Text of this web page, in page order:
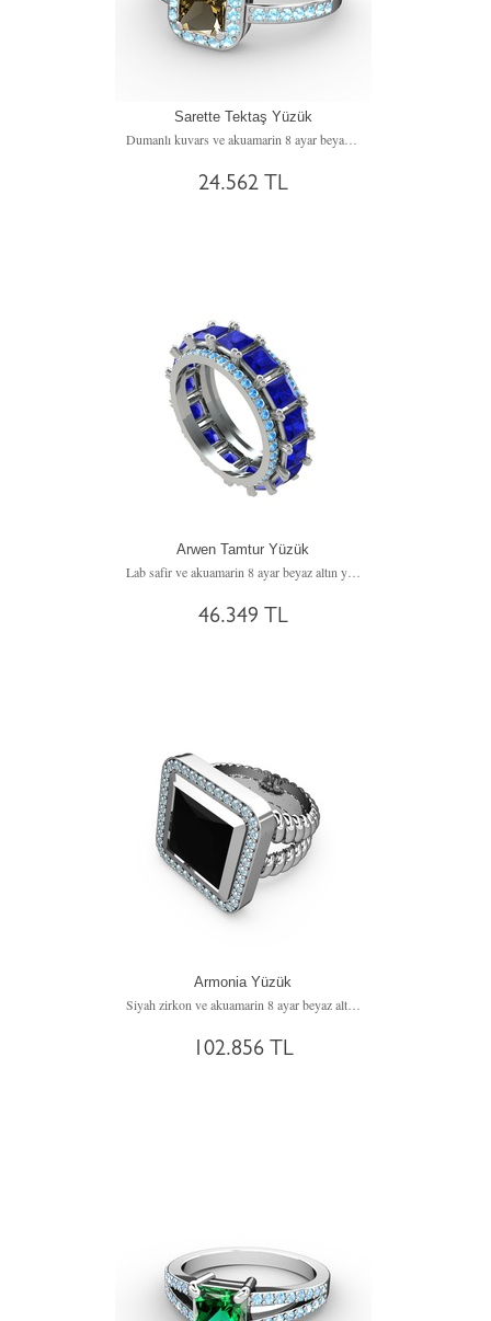
Sarette Tektaş Yüzük
Dumanlı kuvars ve akuamarin 8 ayar beyaz altın yüzük
24.562 TL
Arwen Tamtur Yüzük
Lab safir ve akuamarin 8 ayar beyaz altın yüzük
46.349 TL
Armonia Yüzük
Siyah zirkon ve akuamarin 8 ayar beyaz altın yüzük
102.856 TL